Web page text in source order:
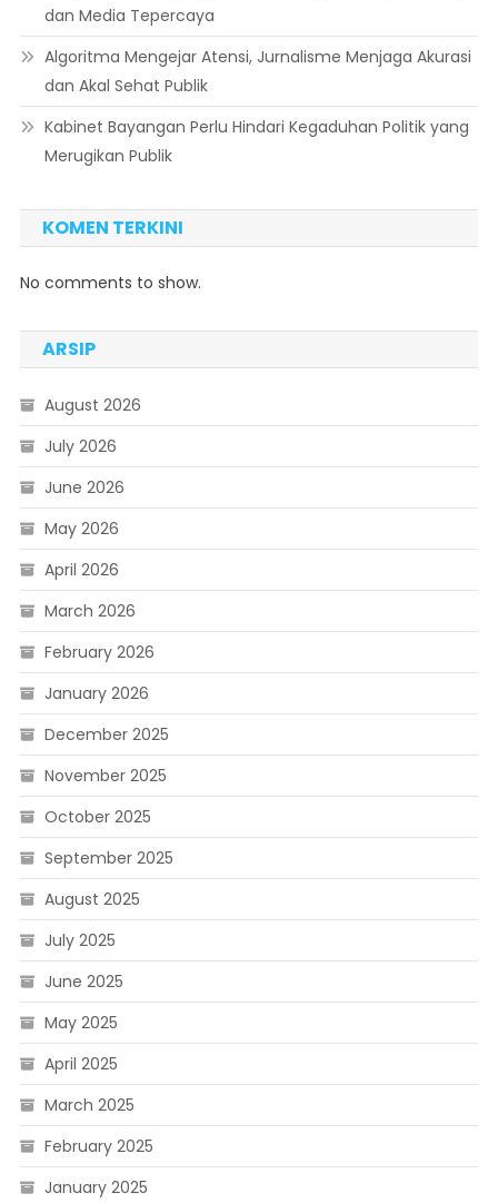
dan Media Tepercaya
Algoritma Mengejar Atensi, Jurnalisme Menjaga Akurasi
dan Akal Sehat Publik
Kabinet Bayangan Perlu Hindari Kegaduhan Politik yang
Merugikan Publik
KOMEN TERKINI
No comments to show.
ARSIP
August 2026
July 2026
June 2026
May 2026
April 2026
March 2026
February 2026
January 2026
December 2025
November 2025
October 2025
September 2025
August 2025
July 2025
June 2025
May 2025
April 2025
March 2025
February 2025
January 2025